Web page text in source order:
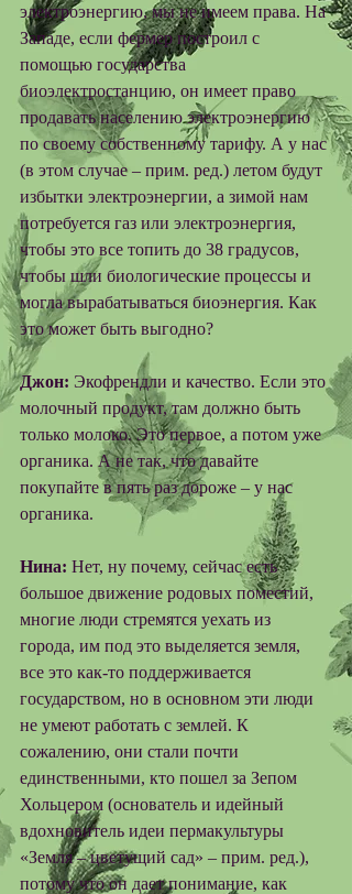
электроэнергию, мы не имеем права. На
Западе, если фермер построил с
помощью государства
биоэлектростанцию, он имеет право
продавать населению электроэнергию
по своему собственному тарифу. А у нас
(в этом случае – прим. ред.) летом будут
избытки электроэнергии, а зимой нам
потребуется газ или электроэнергия,
чтобы это все топить до 38 градусов,
чтобы шли биологические процессы и
могла вырабатываться биоэнергия. Как
это может быть выгодно?
Джон: Экофрендли и качество. Если это
молочный продукт, там должно быть
только молоко. Это первое, а потом уже
органика. А не так, что давайте
покупайте в пять раз дороже – у нас
органика.
Нина: Нет, ну почему, сейчас есть
большое движение родовых поместий,
многие люди стремятся уехать из
города, им под это выделяется земля,
все это как-то поддерживается
государством, но в основном эти люди
не умеют работать с землей. К
сожалению, они стали почти
единственными, кто пошел за Зепом
Хольцером (основатель и идейный
вдохновитель идеи пермакультуры
«Земля – цветущий сад» – прим. ред.),
потому что он дает понимание, как